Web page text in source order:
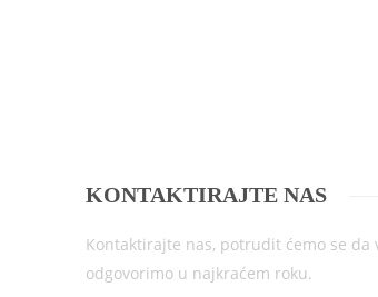
KONTAKTIRAJTE NAS
Kontaktirajte nas, potrudit ćemo se da
odgovorimo u najkraćem roku.